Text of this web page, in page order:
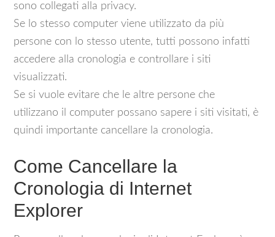
sono collegati alla privacy.
Se lo stesso computer viene utilizzato da più
persone con lo stesso utente, tutti possono infatti
accedere alla cronologia e controllare i siti
visualizzati.
Se si vuole evitare che le altre persone che
utilizzano il computer possano sapere i siti visitati, è
quindi importante cancellare la cronologia.
Come Cancellare la
Cronologia di Internet
Explorer